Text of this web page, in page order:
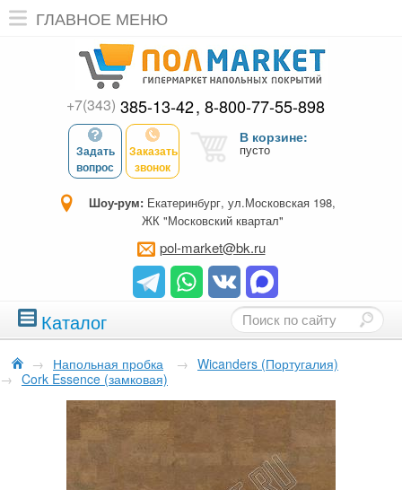
ГЛАВНОЕ МЕНЮ
+7(343) 385-13-42 8-800-77-55-898
Задать
вопрос
Заказать
звонок
В корзине:
пусто
Шоу-рум: Екатеринбург, ул.Московская 198,
ЖК "Московский квартал"
pol-market@bk.ru
Каталог
→ Напольная пробка → Wicanders (Португалия)
→ Cork Essence (замковая)